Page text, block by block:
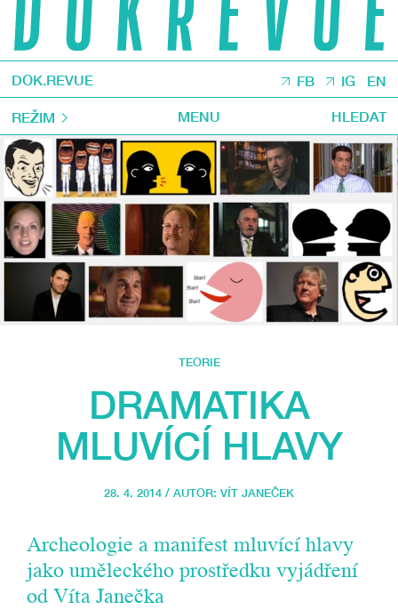
DOK.REVUE FB IG EN
REŽIM MENU HLEDAT
TEORIE
DRAMATIKA
MLUVÍCÍ HLAVY
28. 4. 2014 / AUTOR: VÍT JANEČEK
Archeologie a manifest mluvící hlavy
jako uměleckého prostředku vyjádření
od Víta Janečka